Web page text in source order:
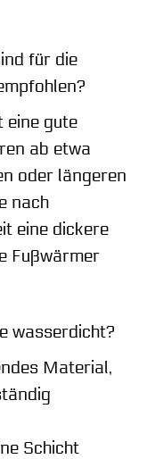
für die
eine gute
ab etwa
oder längeren
nach
eine dickere
Fußwärmer
wasserdicht?
Material,
Schicht